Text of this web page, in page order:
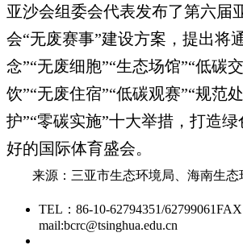
亚沙会组委会代表发布了第六届
会“无废赛事”建设方案，提出将
念”“无废细胞”“生态场馆”“低碳
饮”“无废住宿”“低碳观赛”“规范
护”“零碳实施”十大举措，打造
好的国际体育盛会。
来源：三亚市生态环境局、海南生态
TEL：86-10-62794351/62799061FAX
mail:bcrc@tsinghua.edu.cn